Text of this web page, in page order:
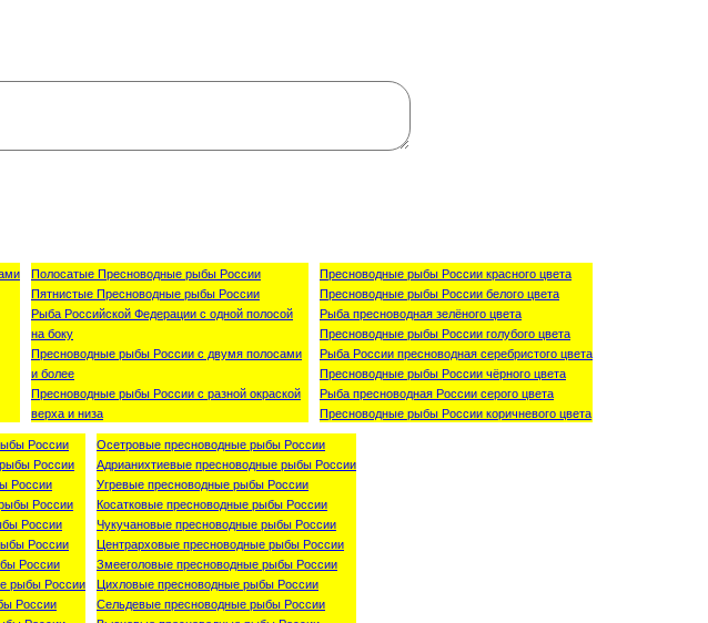
Полосатые Пресноводные рыбы России
Пятнистые Пресноводные рыбы России
Рыба Российской Федерации с одной полосой
на боку
Пресноводные рыбы России с двумя полосами
и более
Пресноводные рыбы России с разной окраской
верха и низа
Пресноводные рыбы России красного цвета
Пресноводные рыбы России белого цвета
Рыба пресноводная зелёного цвета
Пресноводные рыбы России голубого цвета
Рыба России пресноводная серебристого цвета
Пресноводные рыбы России чёрного цвета
Рыба пресноводная России серого цвета
Пресноводные рыбы России коричневого цвета
России
России
России
России
России
России
России
рыбы России
России
Осетровые пресноводные рыбы России
Адрианихтиевые пресноводные рыбы России
Угревые пресноводные рыбы России
Косатковые пресноводные рыбы России
Чукучановые пресноводные рыбы России
Центрарховые пресноводные рыбы России
Змееголовые пресноводные рыбы России
Цихловые пресноводные рыбы России
Сельдевые пресноводные рыбы России